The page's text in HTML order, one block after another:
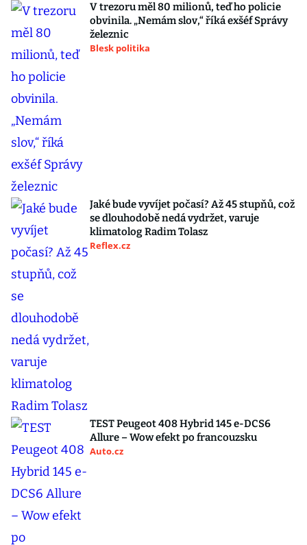
V trezoru měl 80 milionů, teď ho policie
obvinila. „Nemám slov,“ říká exšéf Správy
železnic
Blesk politika
Jaké bude vyvíjet počasí? Až 45 stupňů, což
se dlouhodobě nedá vydržet, varuje
klimatolog Radim Tolasz
Reflex.cz
TEST Peugeot 408 Hybrid 145 e-DCS6
Allure – Wow efekt po francouzsku
Auto.cz